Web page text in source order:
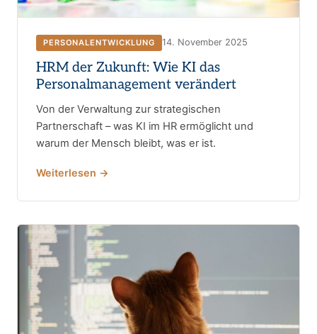
PERSONALENTWICKLUNG 14. November 2025
HRM der Zukunft: Wie KI das
Personalmanagement verändert
Von der Verwaltung zur strategischen
Partnerschaft – was KI im HR ermöglicht und
warum der Mensch bleibt, was er ist.
Weiterlesen →